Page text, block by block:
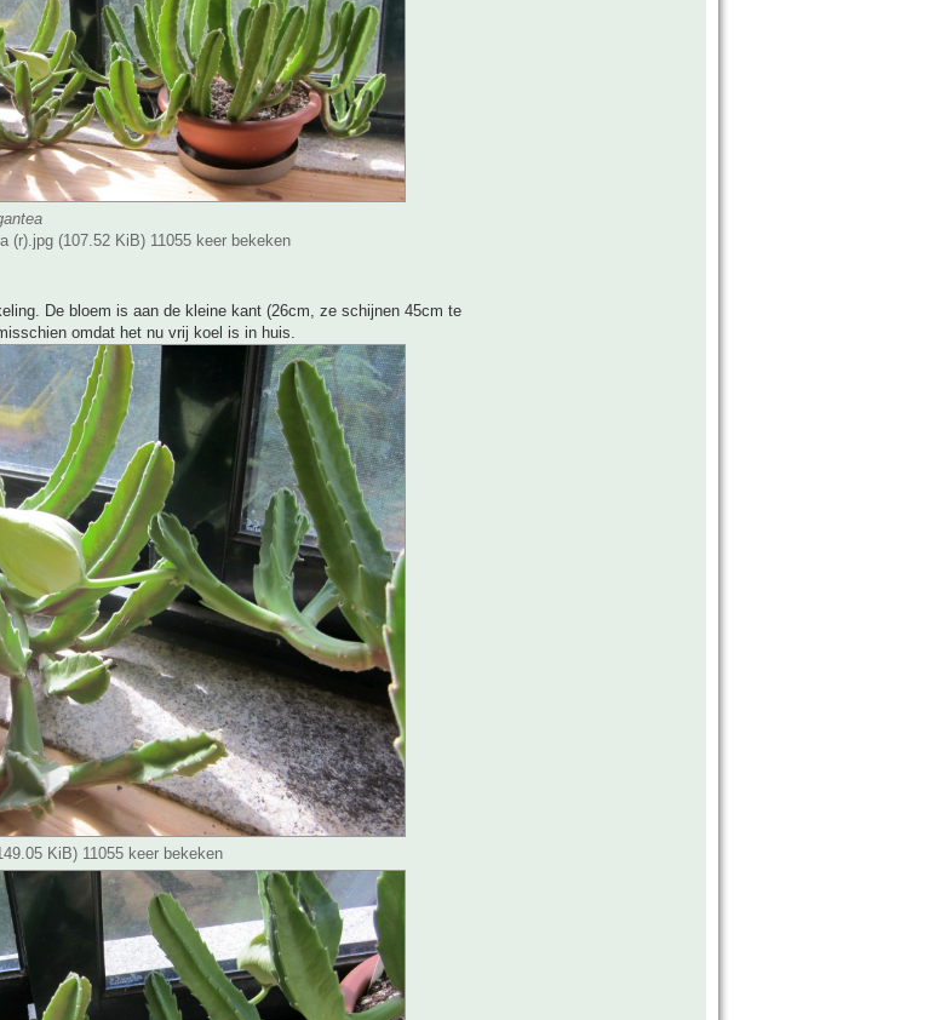
(r).jpg (107.52 KiB) 11055 keer bekeken
De bloem is aan de kleine kant (26cm, ze schijnen 45cm te
omdat het nu vrij koel is in huis.
KiB) 11055 keer bekeken